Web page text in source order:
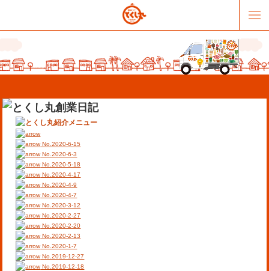
販売パートナー募集
オススメリンク
お問合せ
No.2020-6-15
No.2020-6-3
No.2020-5-18
No.2020-4-17
No.2020-4-9
No.2020-4-7
No.2020-3-12
No.2020-2-27
No.2020-2-20
No.2020-2-13
No.2020-1-7
No.2019-12-27
No.2019-12-18